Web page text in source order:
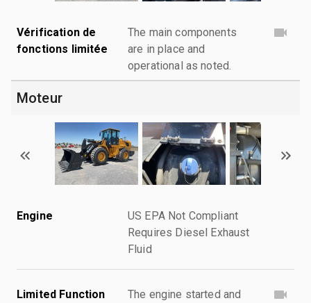
Vérification de
fonctions limitée
The main components
are in place and
operational as noted.
Moteur
Engine
US EPA Not Compliant
Requires Diesel Exhaust
Fluid
Limited Function
The engine started and